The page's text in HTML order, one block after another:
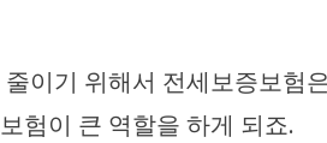
이기 위해서 전세보증보
험이 큰 역할을 하게 되죠.